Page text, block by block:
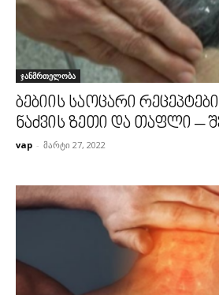
ჯანმრთელობა
ბებიის საოცარი
ნაძვის ზეთი და თაფლი –
vap - მარტი 27, 2022